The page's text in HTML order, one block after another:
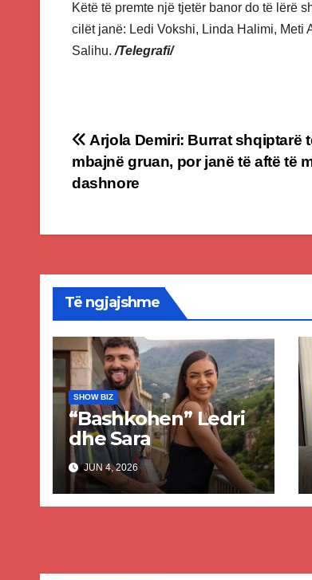
Këtë të premte një tjetër banor do të lërë
cilët janë: Ledi Vokshi, Linda Halimi, Meti
Salihu./Telegrafi/
Post
navigation
Arjola Demiri: Burrat shqiptarë
mbajnë gruan, por janë të aftë të
dashnore
Të ngjajshme
SHOW BIZ
“Bashkohen” Ledri
dhe Sara
JUN 4, 2026